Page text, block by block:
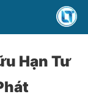
Hạn Tư